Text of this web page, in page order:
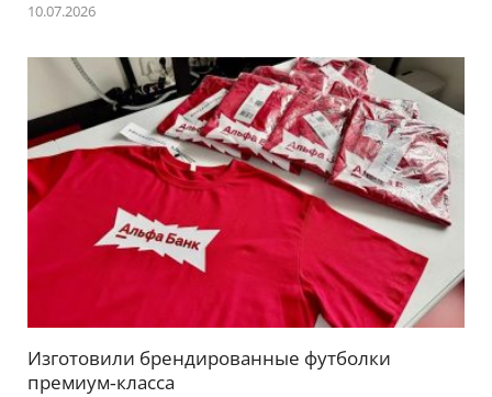
10.07.2026
Изготовили брендированные футболки
премиум‑класса